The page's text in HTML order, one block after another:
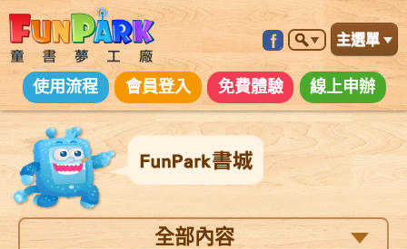
主選單
線上申辦
免費體驗
會員登入
使用流程
全部內容